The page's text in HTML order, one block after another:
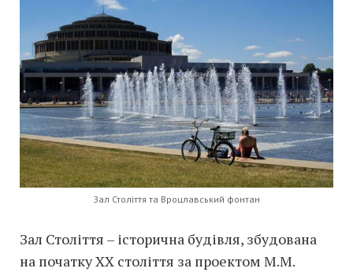
Зал Століття та Вроцлавський фонтан
Зал Століття – історична будівля, збудована
на початку XX століття за проектом М.М.